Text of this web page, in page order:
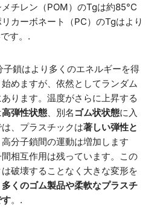
チレン（POM）のTgは約85°C
カーボネート（PC）のTgはより
す。.
鎖はより多くのエネルギーを得
めますが、依然としてランダム
ります。温度がさらに上昇する
高弾性状態、別名 ゴム状状態に入
、プラスチックは著しい弾性と
分子鎖間の運動は増加します
相互作用は残っています。この
破壊することなく大きな変形を
多くのゴム製品や柔軟なプラスチ
す。.